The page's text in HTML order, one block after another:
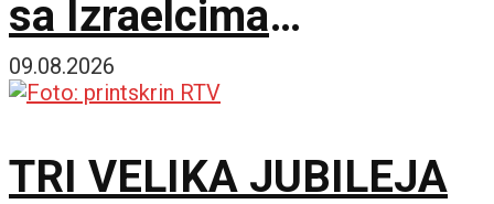
sa Izraelcima
postajemo vojna sila
09.08.2026
TRI VELIKA JUBILEJA